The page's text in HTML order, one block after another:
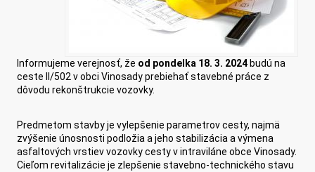
Informujeme verejnosť, že od pondelka 18. 3. 2024 budú na
ceste II/502 v obci Vinosady prebiehať stavebné práce z
dôvodu rekonštrukcie vozovky.
Predmetom stavby je vylepšenie parametrov cesty, najmä
zvýšenie únosnosti podložia a jeho stabilizácia a výmena
asfaltových vrstiev vozovky cesty v intraviláne obce Vinosady.
Cieľom revitalizácie je zlepšenie stavebno-technického stavu